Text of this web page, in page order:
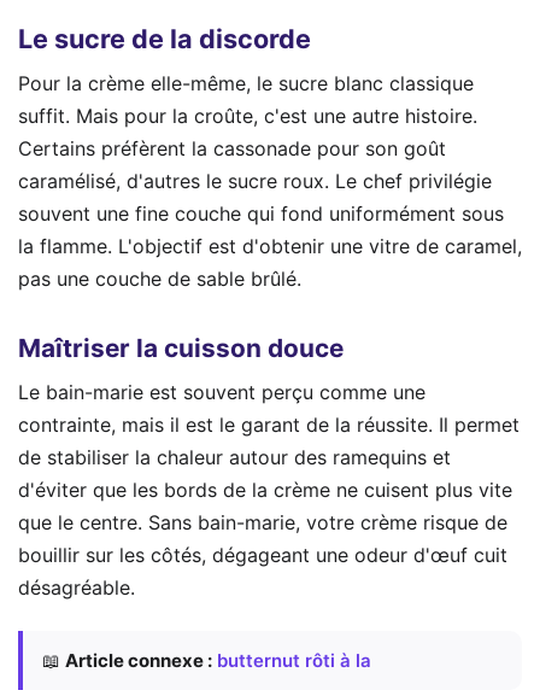
Le sucre de la discorde
Pour la crème elle-même, le sucre blanc classique
suffit. Mais pour la croûte, c'est une autre histoire.
Certains préfèrent la cassonade pour son goût
caramélisé, d'autres le sucre roux. Le chef privilégie
souvent une fine couche qui fond uniformément sous
la flamme. L'objectif est d'obtenir une vitre de caramel,
pas une couche de sable brûlé.
Maîtriser la cuisson douce
Le bain-marie est souvent perçu comme une
contrainte, mais il est le garant de la réussite. Il permet
de stabiliser la chaleur autour des ramequins et
d'éviter que les bords de la crème ne cuisent plus vite
que le centre. Sans bain-marie, votre crème risque de
bouillir sur les côtés, dégageant une odeur d'œuf cuit
désagréable.
📖 Article connexe : butternut rôti à la